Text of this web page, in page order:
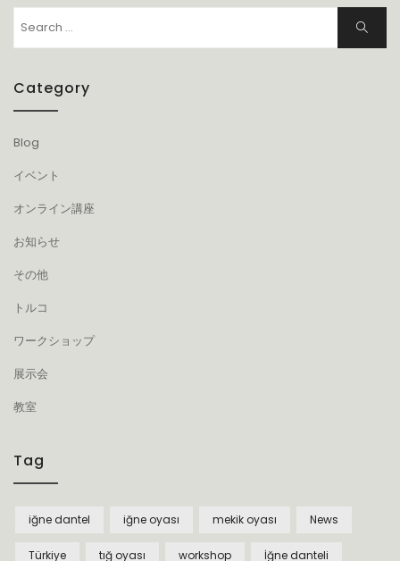
for:
Search
Category
Blog
イベント
オンライン講座
お知らせ
その他
トルコ
ワークショップ
展示会
教室
Tag
iğne dantel iğne oyası mekik oyası News
Türkiye tığ oyası workshop İğne danteli